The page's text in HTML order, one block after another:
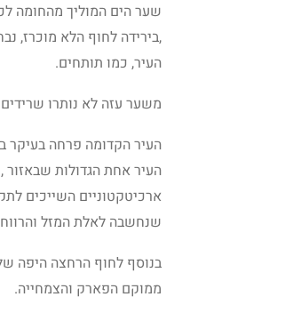
שער הים המוליך מהחומה
,בירידה לחוף הלא מוכרז,
העיר, כמו תותחים.
משער עזה לא נותרו
העיר הקדומה פרחה בעיקר
העיר אחת הגדולות
ארכיטקטוניים השייכים
שנחשבה לאלת המזל
בנוסף לחוף הרחצה היפה
ממוקם הפארק והצמחייה.